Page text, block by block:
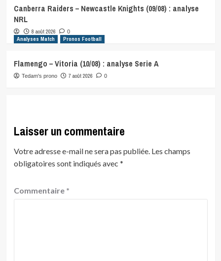
Canberra Raiders – Newcastle Knights (09/08) : analyse
NRL
8 août 2026 0
Analyses Match Pronos Football
Flamengo – Vitoria (10/08) : analyse Serie A
Tedam's prono 7 août 2026 0
Laisser un commentaire
Votre adresse e-mail ne sera pas publiée. Les champs
obligatoires sont indiqués avec *
Commentaire *